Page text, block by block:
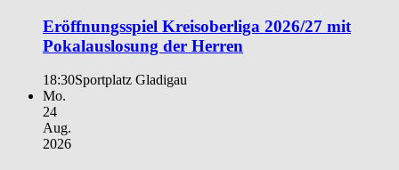
Eröffnungsspiel Kreisoberliga 2026/27 mit
Pokalauslosung der Herren
18:30Sportplatz Gladigau
Mo.
24
Aug.
2026